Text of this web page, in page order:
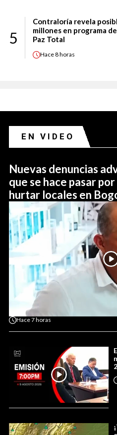
5
Contraloría revela
millones en programa
Paz Total
Hace8 horas
EN VIDEO
Nuevas denuncias
que se hace pasar
hurtar locales en
Hace7 horas